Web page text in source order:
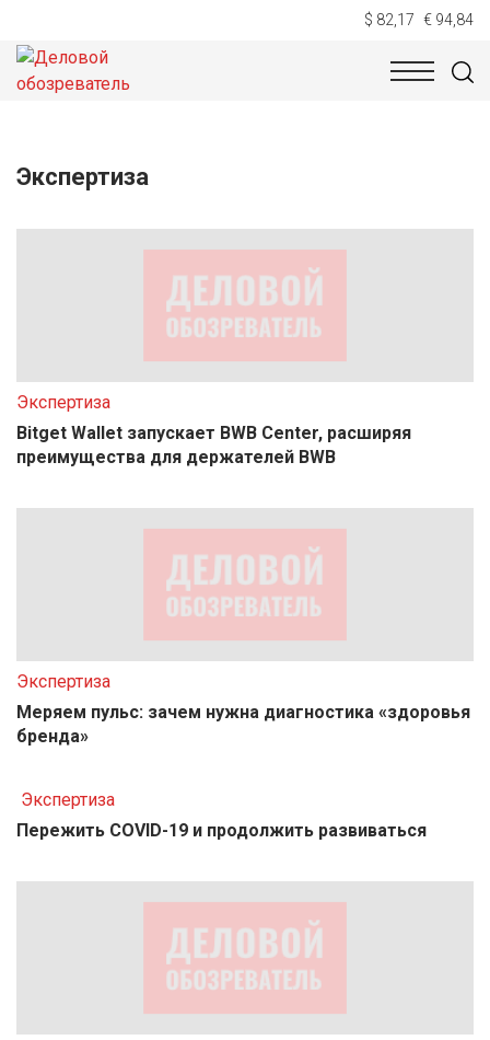
$ 82,17 € 94,84
НОВОСТИ
Экспертиза
Экспертиза
Bitget Wallet запускает BWB Center, расширяя
преимущества для держателей BWB
Экспертиза
Меряем пульс: зачем нужна диагностика «здоровья
бренда»
Экспертиза
Пережить COVID-19 и продолжить развиваться